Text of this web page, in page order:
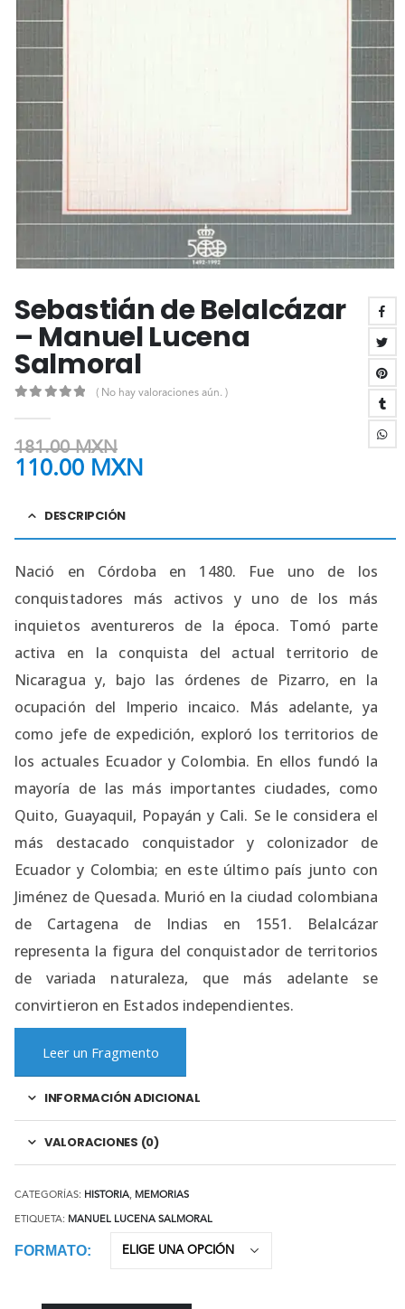
Sebastián de Belalcázar
– Manuel Lucena
Salmoral
( No hay valoraciones aún. )
181.00MXN
110.00 MXN
DESCRIPCIÓN
Nació en Córdoba en 1480. Fue uno de los
conquistadores más activos y uno de los más
inquietos aventureros de la época. Tomó parte
activa en la conquista del actual territorio de
Nicaragua y, bajo las órdenes de Pizarro, en la
ocupación del Imperio incaico. Más adelante, ya
como jefe de expedición, exploró los territorios de
los actuales Ecuador y Colombia. En ellos fundó la
mayoría de las más importantes ciudades, como
Quito, Guayaquil, Popayán y Cali. Se le considera el
más destacado conquistador y colonizador de
Ecuador y Colombia; en este último país junto con
Jiménez de Quesada. Murió en la ciudad colombiana
de Cartagena de Indias en 1551. Belalcázar
representa la figura del conquistador de territorios
de variada naturaleza, que más adelante se
convirtieron en Estados independientes.
Leer un Fragmento
INFORMACIÓN ADICIONAL
VALORACIONES (0)
CATEGORÍAS: HISTORIA, MEMORIAS
ETIQUETA: MANUEL LUCENA SALMORAL
FORMATO